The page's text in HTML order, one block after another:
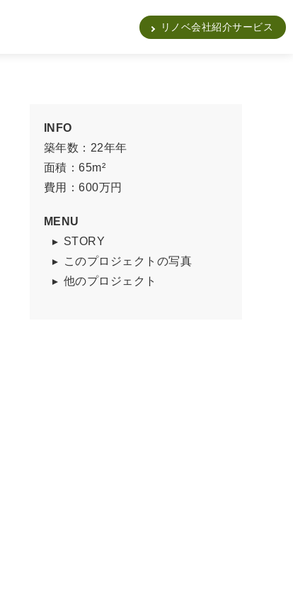
リノベ会社紹介サービス
INFO
築年数：22年年
面積：65m²
費用：600万円
MENU
STORY
このプロジェクトの写真
他のプロジェクト